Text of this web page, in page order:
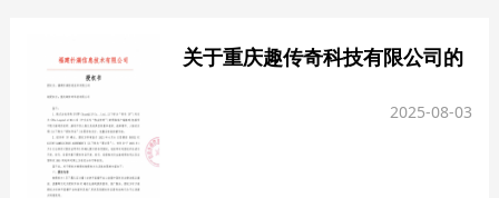
关于重庆趣传奇科技有限公司的
2025-08-03